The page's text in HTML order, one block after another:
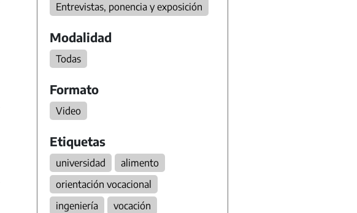
Entrevistas, ponencia y exposición
Modalidad
Todas
Formato
Video
Etiquetas
universidad
alimento
orientación vocacional
ingeniería
vocación